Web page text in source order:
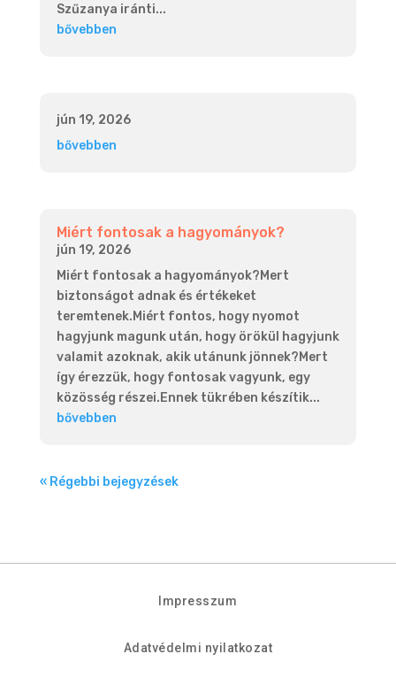
Szűzanya iránti...
bővebben
jún 19, 2026
bővebben
Miért fontosak a hagyományok?
jún 19, 2026
Miért fontosak a hagyományok?Mert
biztonságot adnak és értékeket
teremtenek.Miért fontos, hogy nyomot
hagyjunk magunk után, hogy örökül hagyjunk
valamit azoknak, akik utánunk jönnek?Mert
így érezzük, hogy fontosak vagyunk, egy
közösség részei.Ennek tükrében készítik...
bővebben
« Régebbi bejegyzések
Impresszum
Adatvédelmi nyilatkozat